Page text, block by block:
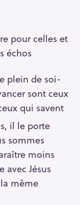
pour celles et
échos
plein de soi-
sont ceux
qui savent
il le porte
sommes
moins
Jésus
même